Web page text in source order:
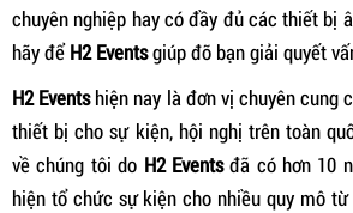
chuyên nghiệp hay có đầy đủ các thiết bị
hãy đểH2 Eventsgiúp đỡ bạn giải quyết
H2 Eventshiện nay là đơn vị chuyên cung
thiết bị cho sự kiện, hội nghị trên toàn
về chúng tôi do H2 Eventsđã có hơn 10
hiện tổ chức sự kiện cho nhiều quy mô